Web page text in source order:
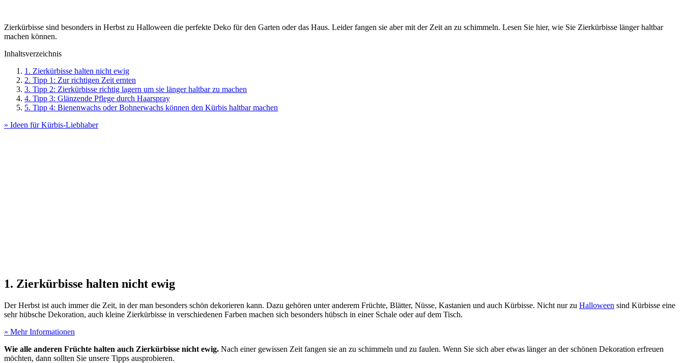
Zierkürbisse sind besonders in Herbst zu Halloween die perfekte Deko für den Garten oder das Haus. Leider fangen sie aber mit der Zeit an zu schimmeln. Lesen Sie hier, wie Sie Zierkürbisse länger haltbar
machen können.
Inhaltsverzeichnis
1. Zierkürbisse halten nicht ewig
2. Tipp 1: Zur richtigen Zeit ernten
3. Tipp 2: Zierkürbisse richtig lagern um sie länger haltbar zu machen
4. Tipp 3: Glänzende Pflege durch Haarspray
5. Tipp 4: Bienenwachs oder Bohnerwachs können den Kürbis haltbar machen
» Ideen für Kürbis-Liebhaber
1. Zierkürbisse halten nicht ewig
Der Herbst ist auch immer die Zeit, in der man besonders schön dekorieren kann. Dazu gehören unter anderem Früchte, Blätter, Nüsse, Kastanien und auch Kürbisse. Nicht nur zu Halloween sind Kürbisse eine
sehr hübsche Dekoration, auch kleine Zierkürbisse in verschiedenen Farben machen sich besonders hübsch in einer Schale oder auf dem Tisch.
» Mehr Informationen
Wie alle anderen Früchte halten auch Zierkürbisse nicht ewig. Nach einer gewissen Zeit fangen sie an zu schimmeln und zu faulen. Wenn Sie sich aber etwas länger an der schönen Dekoration erfreuen
möchten, dann sollten Sie unsere Tipps ausprobieren.